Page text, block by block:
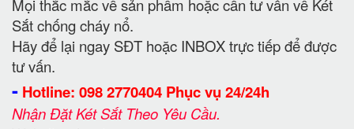
Mọi thắc mắc về sản phẩm hoặc cần tư vấn về Két
Sắt chống cháy nổ.
Hãy để lại ngay SĐT hoặc INBOX trực tiếp để được
tư vấn.
- Hotline: 098 2770404 Phục vụ 24/24h
Nhận Đặt Két Sắt Theo Yêu Cầu.